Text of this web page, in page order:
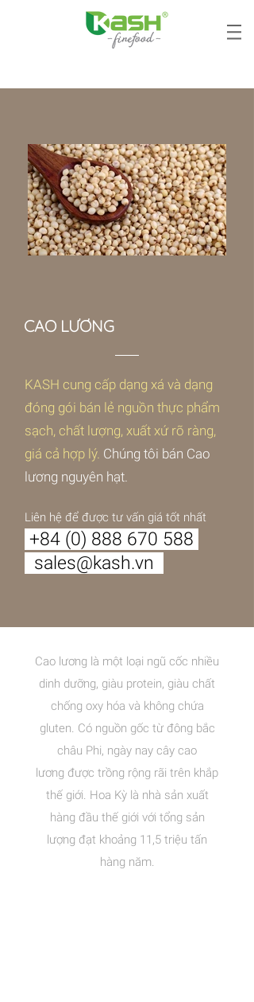
CAO LƯƠNG
KASH cung cấp dạng xá và dạng
đóng gói bán lẻ nguồn thực phẩm
sạch, chất lượng, xuất xứ rõ ràng,
giá cả hợp lý. Chúng tôi bán Cao
lương nguyên hạt.
Liên hệ để được tư vấn giá tốt nhất
+84 (0) 888 670 588
sales@kash.vn
Cao lương là một loại ngũ cốc nhiều
dinh dưỡng, giàu protein, giàu chất
chống oxy hóa và không chứa
gluten. Có nguồn gốc từ đông bắc
châu Phi, ngày nay cây cao
lương được trồng rộng rãi trên khắp
thế giới. Hoa Kỳ là nhà sản xuất
hàng đầu thế giới với tổng sản
lượng đạt khoảng 11,5 triệu tấn
hàng năm.